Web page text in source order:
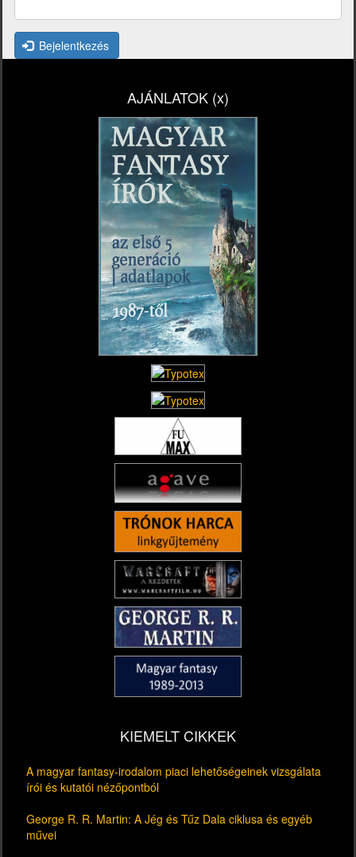
Bejelentkezés
AJÁNLATOK (x)
KIEMELT CIKKEK
A magyar fantasy-irodalom piaci lehetőségeinek vizsgálata
írói és kutatói nézőpontból
George R. R. Martin: A Jég és Tűz Dala ciklusa és egyéb
művei